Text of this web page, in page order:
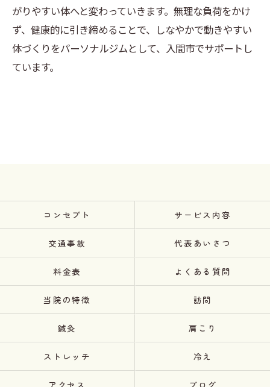
がりやすい体へと変わっていきます。無理な負荷をかけ
ず、健康的に引き締めることで、しなやかで動きやすい
体づくりをパーソナルジムとして、入間市でサポートし
ています。
コンセプト サービス内容
交通事故 代表あいさつ
料金表 よくある質問
当院の特徴 訪問
鍼灸 肩こり
ストレッチ 冷え
アクセス ブログ